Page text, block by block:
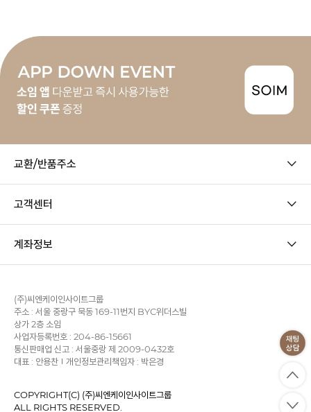
교환/반품주소
고객센터
계좌정보
(주)씨엔케이인사이트그룹
주소 : 서울 중랑구 묵동 169-11번지 BYC위더스빌
상가 2층 소임
사업자등록번호 : 204-86-15661
통신판매업 신고 : 서울중랑 제 2009-0432호
대표 : 안용찬
개인정보관리책임자 : 박은경
COPYRIGHT(C) (주)씨엔케이인사이트그룹
ALL RIGHTS RESERVED.